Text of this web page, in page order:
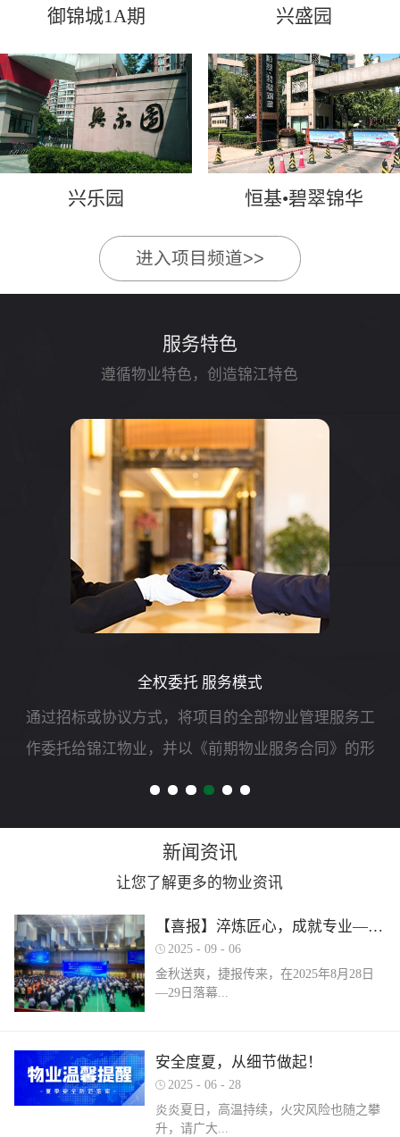
御锦城1A期 兴盛园
兴乐园 恒基•碧翠锦华
进入项目频道>>
服务特色
遵循物业特色，创造锦江特色
全权委托 服务模式
通过招标或协议方式，将项目的全部物业管理服务工
作委托给锦江物业，并以《前期物业服务合同》的形
测评。主要工作...
新闻资讯
让您了解更多的物业资讯
【喜报】淬炼匠心，成就专业——西安锦江物业在“锦天物业杯”技能竞赛中斩获佳绩
2025 - 09 - 06
金秋送爽，捷报传来，在2025年8月28日
—29日落幕...
业职业技能竞赛中， 西安锦江物业服务有
限公司的选手们表现卓越，凭借扎实的理
论知识、精湛的操作技能和临危不乱的现
场发挥，在物业管理师、电工、消防设施
安全度夏，从细节做起！
2025 - 06 - 28
炎炎夏日，高温持续，火灾风险也随之攀
升，请广大...